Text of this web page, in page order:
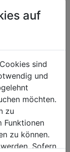
auf
sind
und
möchten.
zu
Funktionen
zu können.
Sofern